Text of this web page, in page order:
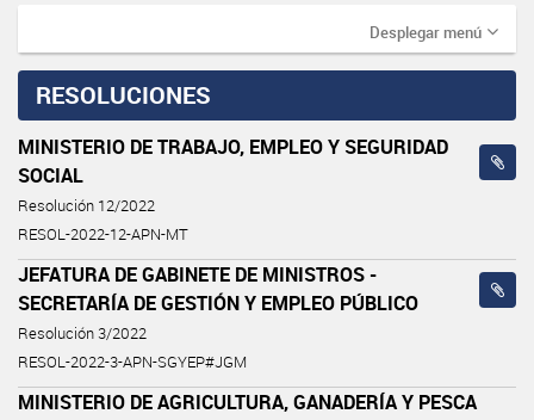
Desplegar menú
RESOLUCIONES
MINISTERIO DE TRABAJO, EMPLEO Y SEGURIDAD
SOCIAL
Resolución 12/2022
RESOL-2022-12-APN-MT
JEFATURA DE GABINETE DE MINISTROS -
SECRETARÍA DE GESTIÓN Y EMPLEO PÚBLICO
Resolución 3/2022
RESOL-2022-3-APN-SGYEP#JGM
MINISTERIO DE AGRICULTURA, GANADERÍA Y PESCA